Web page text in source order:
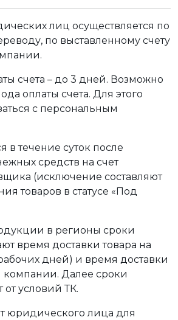
лиц осуществляется по
по выставленному счету
счета – до 3 дней. Возможно
оплаты счета. Для этого
с персональным
в течение суток после
средств на счет
(исключение составляют
товаров в статусе «Под
в регионы сроки
время доставки товара на
дней) и время доставки
компании. Далее сроки
от условий ТК.
юридического лица для